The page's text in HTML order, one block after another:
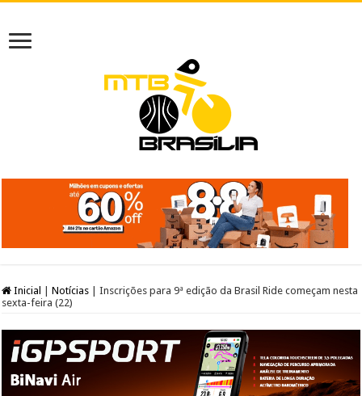
Inicial Notícias
Inscrições para 9ª edição da Brasil Ride começam nesta
sexta-feira (22)